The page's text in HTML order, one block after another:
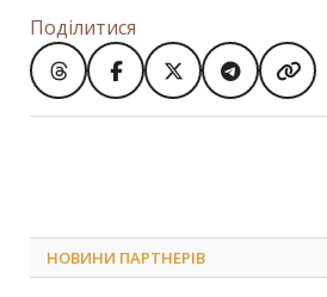
Поділитися
НОВИНИ ПАРТНЕРІВ